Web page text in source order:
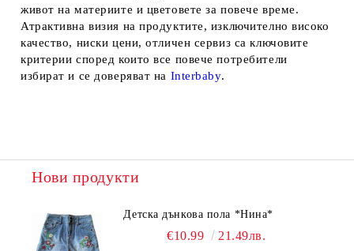
живот на материите и цветовете за повече време.
Атрактивна визия на продуктите, изключително високо
качество, ниски цени, отличен сервиз са ключовите
критерии според които все повече потребители
избират и се доверяват на Interbaby.
Нови продукти
Детска дънкова пола *Нина*
€10.99 21.49лв.